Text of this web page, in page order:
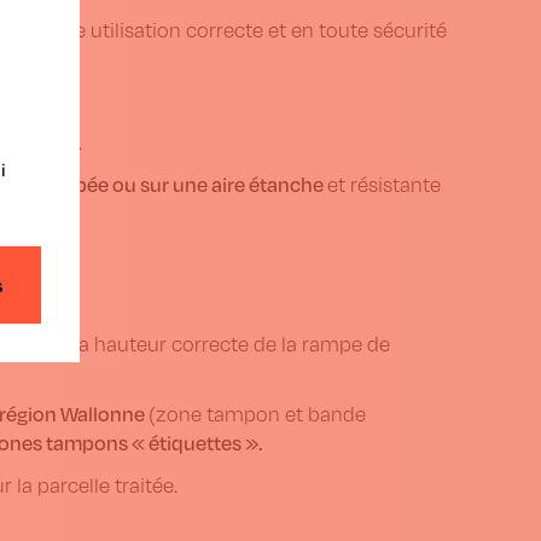
une utilisation correcte et en toute sécurité
enherbée ou sur une aire étancheet résistante
de la hauteur correcte de la rampe de
Wallonne (zone tampon et bande
tampons « étiquettes ».
la parcelle traitée.